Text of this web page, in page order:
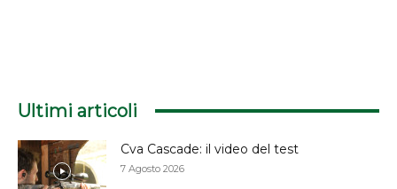
Ultimi articoli
Cva Cascade: il video del test
7 Agosto 2026